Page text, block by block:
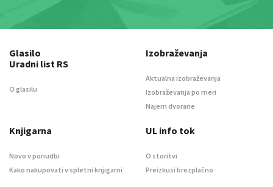
Glasilo
Uradni list RS
O glasilu
Izobraževanja
Aktualna izobraževanja
Izobraževanja po meri
Najem dvorane
Knjigarna
Novo v ponudbi
Kako nakupovati v spletni knjigarni
UL info tok
O storitvi
Preizkusi brezplačno